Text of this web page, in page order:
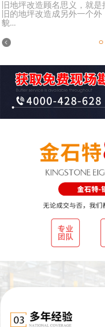
旧地坪改造顾名思义，就是
旧的地坪改造成另外一个外
貌...